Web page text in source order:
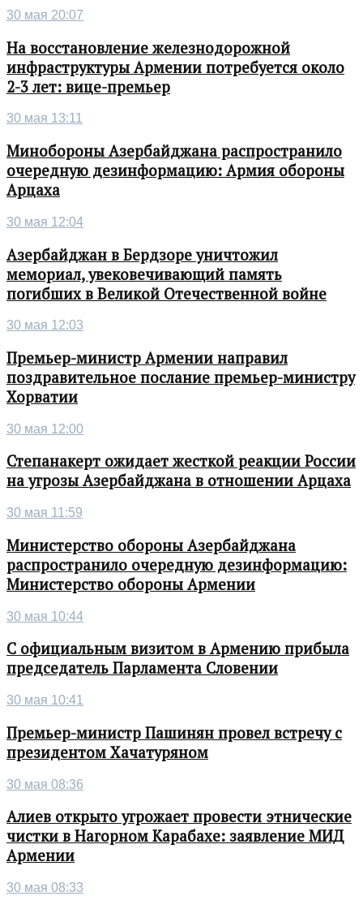
30 мая 20:07
На восстановление железнодорожной
инфраструктуры Армении потребуется около
2-3 лет: вице-премьер
30 мая 13:11
Минобороны Азербайджана распространило
очередную дезинформацию: Армия обороны
Арцаха
30 мая 12:04
Азербайджан в Бердзоре уничтожил
мемориал, увековечивающий память
погибших в Великой Отечественной войне
30 мая 12:03
Премьер-министр Армении направил
поздравительное послание премьер-министру
Хорватии
30 мая 12:00
Степанакерт ожидает жесткой реакции России
на угрозы Азербайджана в отношении Арцаха
30 мая 11:59
Министерство обороны Азербайджана
распространило очередную дезинформацию:
Министерство обороны Армении
30 мая 10:44
С официальным визитом в Армению прибыла
председатель Парламента Словении
30 мая 10:41
Премьер-министр Пашинян провел встречу с
президентом Хачатуряном
30 мая 08:36
Алиев открыто угрожает провести этнические
чистки в Нагорном Карабахе: заявление МИД
Армении
30 мая 08:33